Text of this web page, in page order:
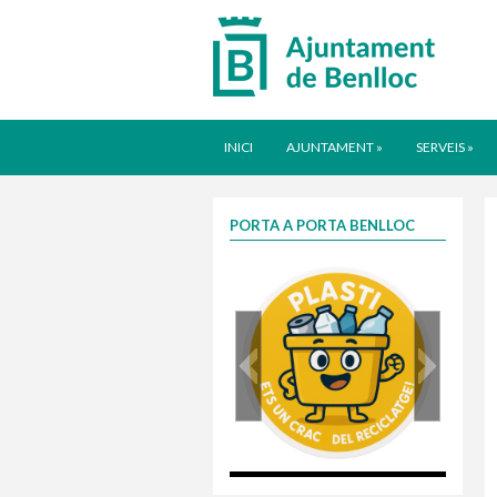
INICI AJUNTAMENT » SERVEIS »
PORTA A PORTA BENLLOC